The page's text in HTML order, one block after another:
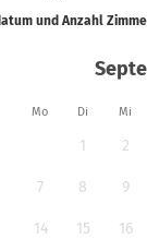
und Anzahl
Mo Di Mi
1 2
7 8 9
14 15 16